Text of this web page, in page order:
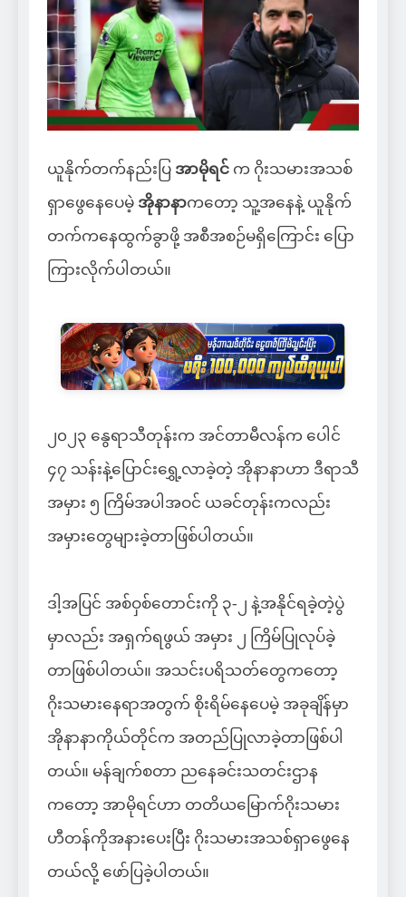
ယူနိုက်တက်နည်းပြ အာမိုရင် က ဂိုးသမားအသစ်
ရှာဖွေနေပေမဲ့ အိုနာနာကတော့ သူ့အနေနဲ့ ယူနိုက်
တက်ကနေထွက်ခွာဖို့ အစီအစဉ်မရှိကြောင်း ပြော
ကြားလိုက်ပါတယ်။
၂၀၂၃ နွေရာသီတုန်းက အင်တာမီလန်က ပေါင်
၄၇ သန်းနဲ့ပြောင်းရွှေ့လာခဲ့တဲ့ အိုနာနာဟာ ဒီရာသီ
အမှား ၅ ကြိမ်အပါအဝင် ယခင်တုန်းကလည်း
အမှားတွေများခဲ့တာဖြစ်ပါတယ်။
ဒါ့အပြင် အစ်ဝှစ်တောင်းကို ၃-၂ နဲ့အနိုင်ရခဲ့တဲ့ပွဲ
မှာလည်း အရှက်ရဖွယ် အမှား ၂ ကြိမ်ပြုလုပ်ခဲ့
တာဖြစ်ပါတယ်။ အသင်းပရိသတ်တွေကတော့
ဂိုးသမားနေရာအတွက် စိုးရိမ်နေပေမဲ့ အခုချိန်မှာ
အိုနာနာကိုယ်တိုင်က အတည်ပြုလာခဲ့တာဖြစ်ပါ
တယ်။ မန်ချက်စတာ ညနေခင်းသတင်းဌာန
ကတော့ အာမိုရင်ဟာ တတိယမြောက်ဂိုးသမား
ဟီတန်ကိုအနားပေးပြီး ဂိုးသမားအသစ်ရှာဖွေနေ
တယ်လို့ ဖော်ပြခဲ့ပါတယ်။